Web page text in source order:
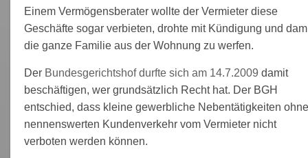
Einem Vermögensberater wollte der Vermieter diese
Geschäfte sogar verbieten, drohte mit Kündigung und
die ganze Familie aus der Wohnung zu werfen.
Der Bundesgerichtshof durfte sich am 14.7.2009 damit
beschäftigen, wer grundsätzlich Recht hat. Der BGH
entschied, dass kleine gewerbliche Nebentätigkeiten
nennenswerten Kundenverkehr vom Vermieter nicht
verboten werden können.